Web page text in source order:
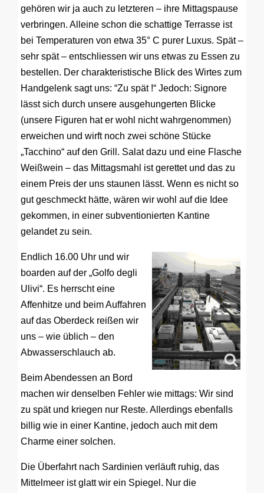
gehören wir ja auch zu letzteren – ihre Mittagspause
verbringen. Alleine schon die schattige Terrasse ist
bei Temperaturen von etwa 35° C purer Luxus. Spät –
sehr spät – entschliessen wir uns etwas zu Essen zu
bestellen. Der charakteristische Blick des Wirtes zum
Handgelenk sagt uns: “Zu spät !“ Jedoch: Signore
lässt sich durch unsere ausgehungerten Blicke
(unsere Figuren hat er wohl nicht wahrgenommen)
erweichen und wirft noch zwei schöne Stücke
„Tacchino“ auf den Grill. Salat dazu und eine Flasche
Weißwein – das Mittagsmahl ist gerettet und das zu
einem Preis der uns staunen lässt. Wenn es nicht so
gut geschmeckt hätte, wären wir wohl auf die Idee
gekommen, in einer subventionierten Kantine
gelandet zu sein.
Endlich 16.00 Uhr und wir
boarden auf der „Golfo degli
Ulivi“. Es herrscht eine
Affenhitze und beim Auffahren
auf das Oberdeck reißen wir
uns – wie üblich – den
Abwasserschlauch ab.
Beim Abendessen an Bord
machen wir denselben Fehler wie mittags: Wir sind
zu spät und kriegen nur Reste. Allerdings ebenfalls
billig wie in einer Kantine, jedoch auch mit dem
Charme einer solchen.
Die Überfahrt nach Sardinien verläuft ruhig, das
Mittelmeer ist glatt wir ein Spiegel. Nur die